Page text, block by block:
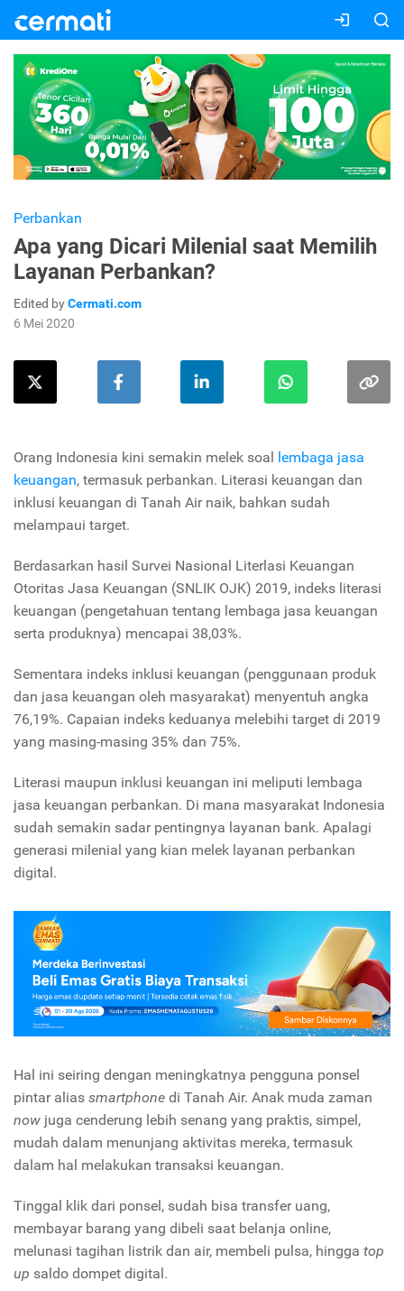
Perbankan
Apa yang Dicari Milenial saat Memilih
Layanan Perbankan?
Edited byCermati.com
6 Mei 2020
Orang Indonesia kini semakin melek soal
lembaga jasa
keuangan, termasuk perbankan. Literasi keuangan dan
inklusi keuangan di Tanah Air naik, bahkan sudah
melampaui target.
Berdasarkan hasil Survei Nasional Literlasi Keuangan
Otoritas Jasa Keuangan (SNLIK OJK) 2019, indeks literasi
keuangan (pengetahuan tentang lembaga jasa keuangan
serta produknya) mencapai 38,03%.
Sementara indeks inklusi keuangan (penggunaan produk
dan jasa keuangan oleh masyarakat) menyentuh angka
76,19%. Capaian indeks keduanya melebihi target di 2019
yang masing-masing 35% dan 75%.
Literasi maupun inklusi keuangan ini meliputi lembaga
jasa keuangan perbankan. Di mana masyarakat Indonesia
sudah semakin sadar pentingnya layanan bank. Apalagi
generasi milenial yang kian melek layanan perbankan
digital.
Hal ini seiring dengan meningkatnya pengguna ponsel
pintar alias smartphone di Tanah Air. Anak muda zaman
now juga cenderung lebih senang yang praktis, simpel,
mudah dalam menunjang aktivitas mereka, termasuk
dalam hal melakukan transaksi keuangan.
Tinggal klik dari ponsel, sudah bisa transfer uang,
membayar barang yang dibeli saat belanja online,
melunasi tagihan listrik dan air, membeli pulsa, hingga top
up saldo dompet digital.